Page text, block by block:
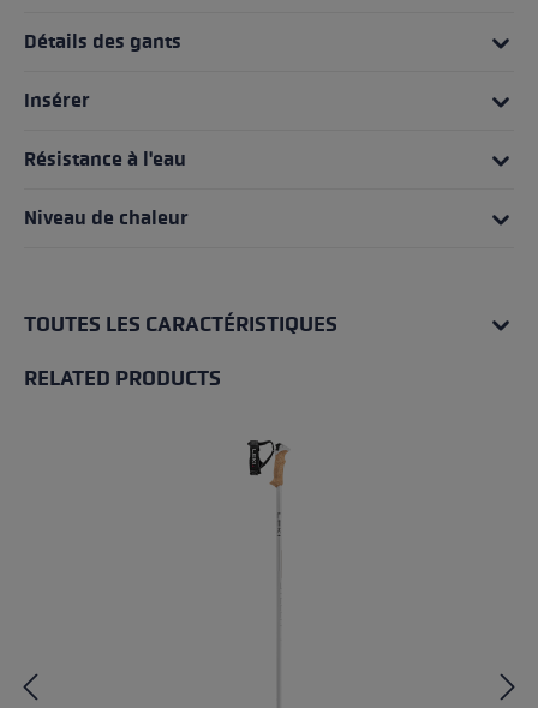
Détails des gants
Insérer
Résistance à l'eau
Niveau de chaleur
TOUTES LES CARACTÉRISTIQUES
RELATED PRODUCTS